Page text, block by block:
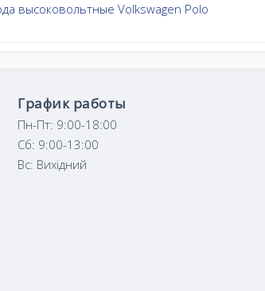
высоковольтные Volkswagen Polo
График работы
Пн-Пт: 9:00-18:00
Сб: 9:00-13:00
Вс: Вихідний